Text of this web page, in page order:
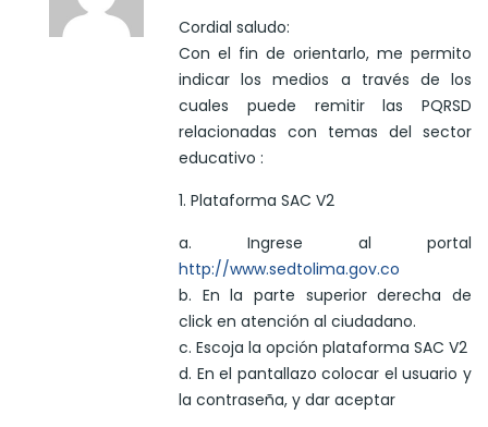
Cordial saludo:
Con el fin de orientarlo, me permito
indicar los medios a través de los
cuales puede remitir las PQRSD
relacionadas con temas del sector
educativo :
1. Plataforma SAC V2
a. Ingrese al portal
http://www.sedtolima.gov.co
b. En la parte superior derecha de
click en atención al ciudadano.
c. Escoja la opción plataforma SAC V2
d. En el pantallazo colocar el usuario y
la contraseña, y dar aceptar